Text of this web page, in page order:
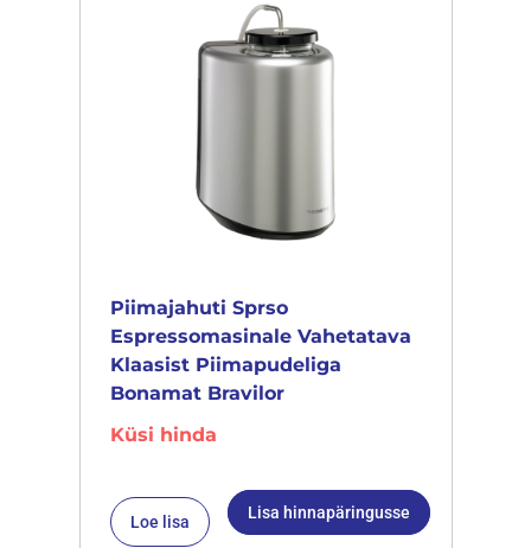
Piimajahuti Sprso
Espressomasinale Vahetatava
Klaasist Piimapudeliga
Bonamat Bravilor
Küsi hinda
Loe lisa Lisa hinnapäringusse